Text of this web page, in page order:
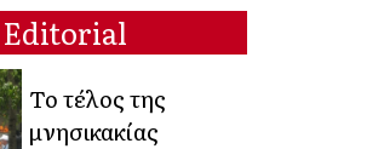
Editorial
Το τέλος της
μνησικακίας